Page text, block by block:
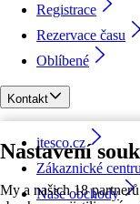
Nastavení
My a našich 18
Registrace
Rezervace času
Oblíbené
Kontakt
itesco.cz
Zákaznické
Naše obchody